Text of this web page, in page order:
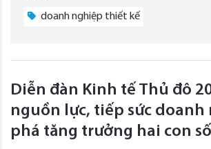
doanh nghiệp thiết kế
Diễn đàn Kinh tế Thủ đô
nguồn lực, tiếp sức
phá tăng trưởng hai con số